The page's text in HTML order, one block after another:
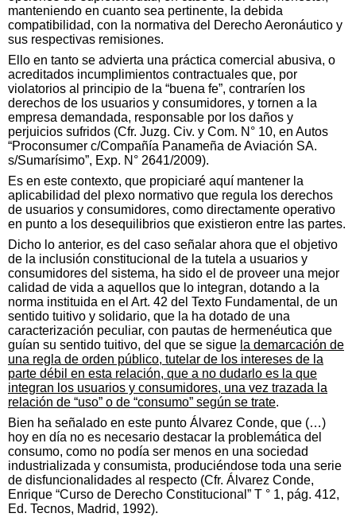
manteniendo en cuanto sea pertinente, la debida
compatibilidad, con la normativa del Derecho Aeronáutico y
sus respectivas remisiones.
Ello en tanto se advierta una práctica comercial abusiva, o
acreditados incumplimientos contractuales que, por
violatorios al principio de la “buena fe”, contraríen los
derechos de los usuarios y consumidores, y tornen a la
empresa demandada, responsable por los daños y
perjuicios sufridos (Cfr. Juzg. Civ. y Com. N° 10, en Autos
“Proconsumer c/Compañía Panameña de Aviación SA.
s/Sumarísimo”, Exp. N° 2641/2009).
Es en este contexto, que propiciaré aquí mantener la
aplicabilidad del plexo normativo que regula los derechos
de usuarios y consumidores, como directamente operativo
en punto a los desequilibrios que existieron entre las partes.
Dicho lo anterior, es del caso señalar ahora que el objetivo
de la inclusión constitucional de la tutela a usuarios y
consumidores del sistema, ha sido el de proveer una mejor
calidad de vida a aquellos que lo integran, dotando a la
norma instituida en el Art. 42 del Texto Fundamental, de un
sentido tuitivo y solidario, que la ha dotado de una
caracterización peculiar, con pautas de hermenéutica que
guían su sentido tuitivo, del que se sigue la demarcación de
una regla de orden público, tutelar de los intereses de la
parte débil en esta relación, que a no dudarlo es la que
integran los usuarios y consumidores, una vez trazada la
relación de “uso” o de “consumo” según se trate.
Bien ha señalado en este punto Álvarez Conde, que (…)
hoy en día no es necesario destacar la problemática del
consumo, como no podía ser menos en una sociedad
industrializada y consumista, produciéndose toda una serie
de disfuncionalidades al respecto (Cfr. Álvarez Conde,
Enrique “Curso de Derecho Constitucional” T ° 1, pág. 412,
Ed. Tecnos, Madrid, 1992).